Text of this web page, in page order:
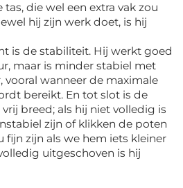
die wel een extra vak zou
hij zijn werk doet, is hij
is de stabiliteit. Hij werkt goed
maar is minder stabiel met
vooral wanneer de maximale
bereikt. En tot slot is de
breed; als hij niet volledig is
zijn of klikken de poten
fijn zijn als we hem iets kleiner
uitgeschoven is hij